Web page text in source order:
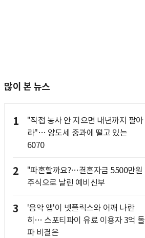
많이 본 뉴스
1
"직접 농사 안 지으면 내년까지 팔아
라"… 양도세 중과에 떨고 있는
6070
2
"파혼할까요?…결혼자금 5500만원
주식으로 날린 예비신부
3
'음악 앱'이 넷플릭스와 어깨 나란
히… 스포티파이 유료 이용자 3억 돌
파 비결은